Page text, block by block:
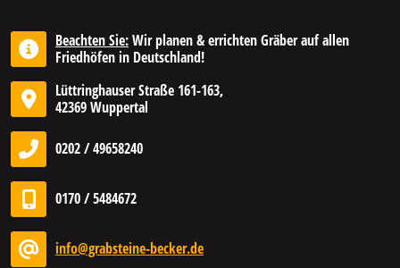
Beachten Sie:Wir planen & errichten Gräber auf allen
Friedhöfen in Deutschland!
Lüttringhauser Straße 161-163,
42369 Wuppertal
0202 / 49658240
0170 / 5484672
info@grabsteine-becker.de